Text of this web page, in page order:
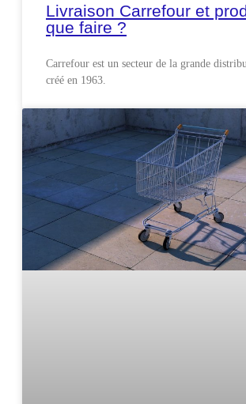
Livraison Carrefour et
que faire ?
Carrefour est un secteur de la grande
créé en 1963.